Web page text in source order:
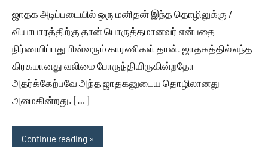
ஜாதக அடிப்படையில் ஒரு மனிதன் இந்த தொழிலுக்கு /
வியாபாரத்திற்கு தான் பொருத்தமானவர் என்பதை
நிர்ணயிப்பது பின்வரும் காரணிகள் தான். ஜாதகத்தில் எந்த
கிரகமானது வலிமை போருந்தியிருகின்றதோ
அதர்க்கேற்பவே அந்த ஜாதகனுடைய தொழிலானது
அமைகின்றது. […]
Continue reading